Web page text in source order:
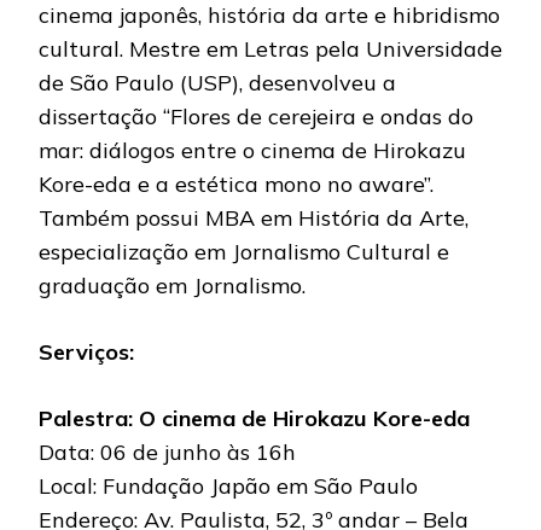
cinema japonês, história da arte e hibridismo
cultural. Mestre em Letras pela Universidade
de São Paulo (USP), desenvolveu a
dissertação “Flores de cerejeira e ondas do
mar: diálogos entre o cinema de Hirokazu
Kore-eda e a estética mono no aware”.
Também possui MBA em História da Arte,
especialização em Jornalismo Cultural e
graduação em Jornalismo.
Serviços:
Palestra: O cinema de Hirokazu Kore-eda
Data: 06 de junho às 16h
Local: Fundação Japão em São Paulo
Endereço: Av. Paulista, 52, 3º andar – Bela